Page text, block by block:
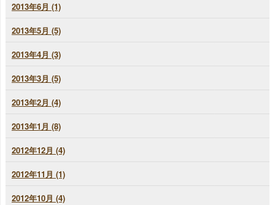
2013年6月 (1)
2013年5月 (5)
2013年4月 (3)
2013年3月 (5)
2013年2月 (4)
2013年1月 (8)
2012年12月 (4)
2012年11月 (1)
2012年10月 (4)